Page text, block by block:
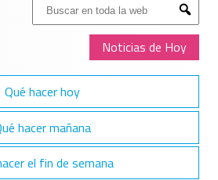
Buscar:
Submit
Noticias de Hoy
Qué hacer hoy
hacer mañana
el fin de semana